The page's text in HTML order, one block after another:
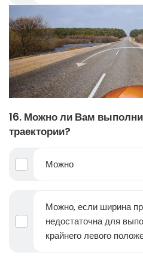
16. Можно ли Вам
траектории?
Можно
Можно, если ширина
недостаточна для
крайнего левого